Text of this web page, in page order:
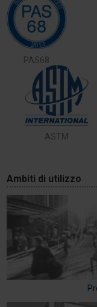
PAS68
ASTM
Ambiti di utilizzo